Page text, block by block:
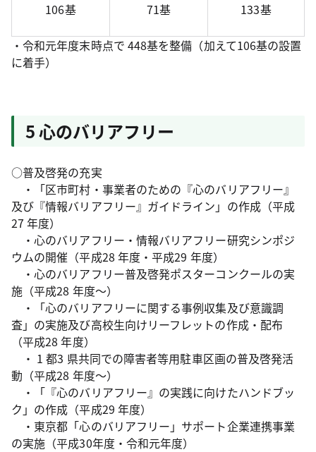
106基 71基 133基
・令和元年度末時点で 448基を整備（加えて106基の設置
に着手）
5 心のバリアフリー
○普及啓発の充実
・「区市町村・事業者のための『心のバリアフリー』
及び『情報バリアフリー』ガイドライン」の作成（平成
27 年度）
・心のバリアフリー・情報バリアフリー研究シンポジ
ウムの開催（平成28 年度・平成29 年度）
・心のバリアフリー普及啓発ポスターコンクールの実
施（平成28 年度～）
・「心のバリアフリーに関する事例収集及び意識調
査」の実施及び高校生向けリーフレットの作成・配布
（平成28 年度）
・ 1 都3 県共同での障害者等用駐車区画の普及啓発活
動（平成28 年度～）
・「『心のバリアフリー』の実践に向けたハンドブッ
ク」の作成（平成29 年度）
・東京都「心のバリアフリー」サポート企業連携事業
の実施（平成30年度・令和元年度）